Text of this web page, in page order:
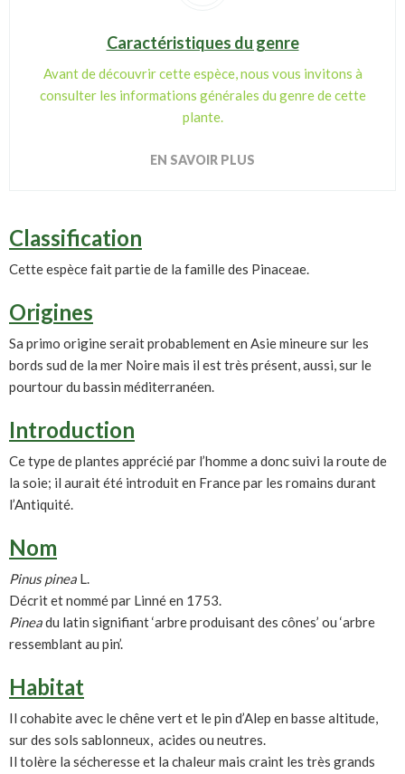
Caractéristiques du genre
Avant de découvrir cette espèce, nous vous invitons à
consulter les informations générales du genre de cette
plante.
EN SAVOIR PLUS
Classification
Cette espèce fait partie de la famille des Pinaceae.
Origines
Sa primo origine serait probablement en Asie mineure sur les
bords sud de la mer Noire mais il est très présent, aussi, sur le
pourtour du bassin méditerranéen.
Introduction
Ce type de plantes apprécié par l’homme a donc suivi la route de
la soie; il aurait été introduit en France par les romains durant
l’Antiquité.
Nom
Pinus pinea L.
Décrit et nommé par Linné en 1753.
Pineadu latin signifiant ‘arbre produisant des cônes’ ou ‘arbre
ressemblant au pin’.
Habitat
Il cohabite avec le chêne vert et le pin d’Alep en basse altitude,
sur des sols sablonneux, acides ou neutres.
Il tolère la sécheresse et la chaleur mais craint les très grands